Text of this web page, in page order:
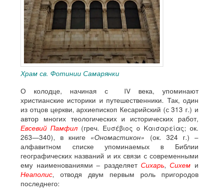
Храм св. Фотинии Самарянки
О колодце, начиная с IV века, упоминают
христианские историки и путешественники. Так, один
из отцов церкви, архиепископ Кесарийский (с 313 г.) и
автор многих теологических и исторических работ,
Евсевий Памфил (греч. Ευσέβιος ο Καισαρείας; ок.
263—340), в книге «Ономастикон» (ок. 324 г.) –
алфавитном списке упоминаемых в Библии
географических названий и их связи с современными
ему наименованиями – разделяет Сихарь,Сихем и
Неаполис, отводя двум первым роль пригородов
последнего: